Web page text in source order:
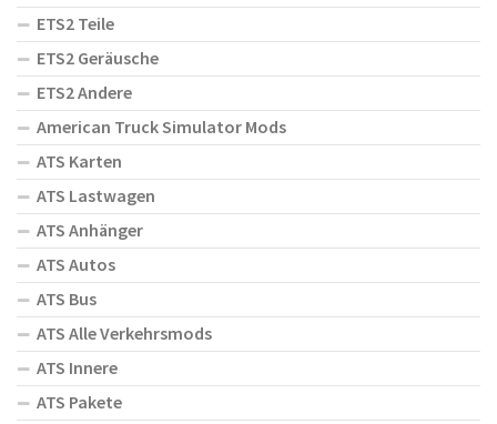
ETS2 Teile
ETS2 Geräusche
ETS2 Andere
American Truck Simulator Mods
ATS Karten
ATS Lastwagen
ATS Anhänger
ATS Autos
ATS Bus
ATS Alle Verkehrsmods
ATS Innere
ATS Pakete